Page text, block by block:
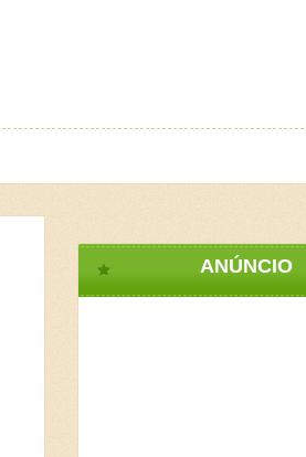
ANÚNCIO